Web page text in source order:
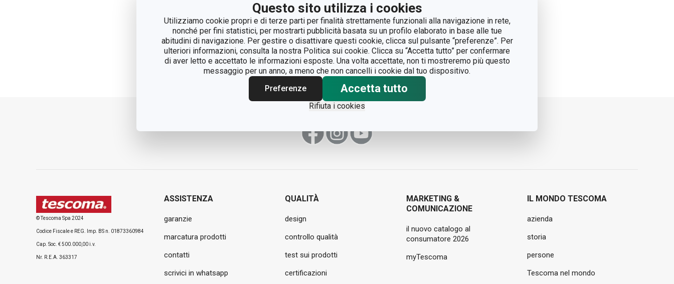
Questo sito utilizza i cookies
Utilizziamo cookie propri e di terze parti per finalità strettamente funzionali alla navigazione in rete,
nonché per fini statistici, per mostrarti pubblicità basata su un profilo elaborato in base alle tue
abitudini di navigazione. Per gestire o disattivare questi cookie, clicca sul pulsante “preferenze”. Per
ulteriori informazioni, consulta la nostra Politica sui cookie. Clicca su “Accetta tutto” per confermare
di aver letto e accettato le informazioni esposte. Una volta accettate, non ti mostreremo più questo
messaggio per un anno, a meno che non cancelli i cookie dal tuo dispositivo.
Preferenze
Accetta tutto
Rifiuta i cookies
l'offerta di prodotti sempre nuovi è continua: viene presentato almeno un nuovo prodotto ogni settimana.
Garanzia- La maggior parte dei prodotti è garantita per lunghi periodi:
• 3 anni per i prodotti standard
• 5 anni per i prodotti di alta gamma
• 10 anni per i prodotti più prestigiosi
© Tescoma Spa 2024
Codice Fiscale e REG. Imp. BS n. 01873360984
Cap. Soc. € 500.000,00 i.v.
Nr. R.E.A. 363317
ASSISTENZA
garanzie
marcatura prodotti
contatti
scrivici in whatsapp
QUALITÀ
design
controllo qualità
test sui prodotti
certificazioni
MARKETING &
COMUNICAZIONE
il nuovo catalogo al
consumatore 2026
myTescoma
IL MONDO TESCOMA
azienda
storia
persone
Tescoma nel mondo